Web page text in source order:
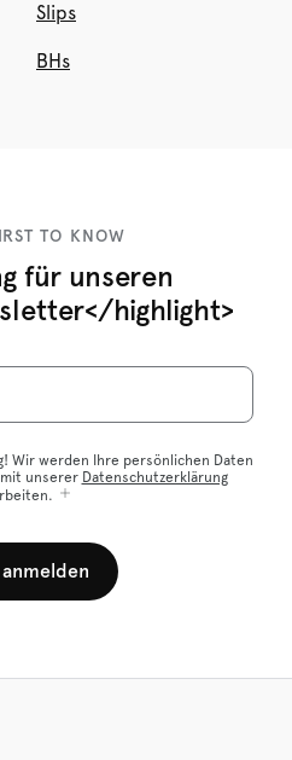
Slips
BHs
TO KNOW
für unseren
highlight>
Wir werden Ihre persönlichen Daten
unserer Datenschutzerklärung